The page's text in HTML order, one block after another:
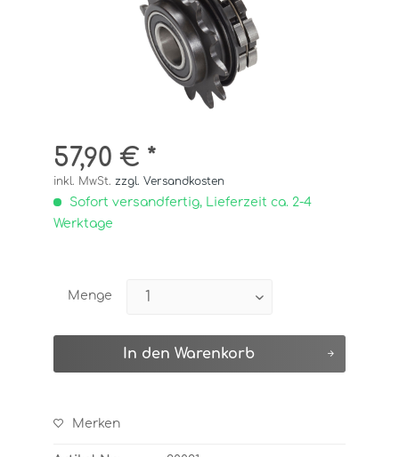
57,90 € *
inkl. MwSt. zzgl. Versandkosten
Sofort versandfertig, Lieferzeit ca. 2-4
Werktage
Menge
In den Warenkorb
Merken